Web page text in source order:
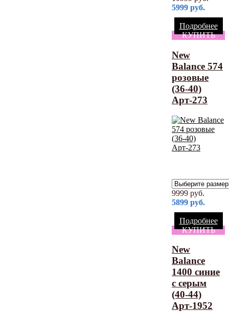
5999 руб.
Подробнее
КУПИТЬ
New
Balance 574
розовые
(36-40)
Арт-273
9999 руб.
5899 руб.
Подробнее
КУПИТЬ
New
Balance
1400 синие
с серым
(40-44)
Арт-1952